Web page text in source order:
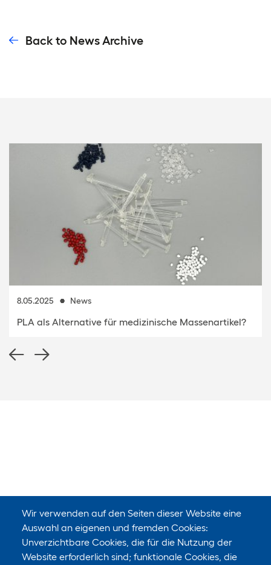
Back to News Archive
8.05.2025 News
PLA als Alternative für medizinische Massenartikel?
Wir verwenden auf den Seiten dieser Website eine
Auswahl an eigenen und fremden Cookies:
Unverzichtbare Cookies, die für die Nutzung der
Website erforderlich sind; funktionale Cookies, die